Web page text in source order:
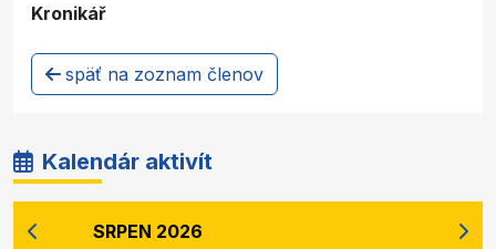
Kronikář
späť na zoznam členov
Kalendár aktivít
SRPEN 2026